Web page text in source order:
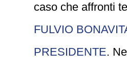
caso che affronti
FULVIO
PRESIDENTE.